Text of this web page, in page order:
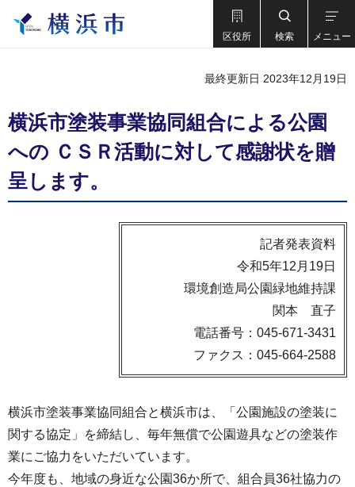
区役所 検索 メニュー
最終更新日 2023年12月19日
横浜市塗装事業協同組合による公園
への ＣＳＲ活動に対して感謝状を贈
呈します。
記者発表資料
令和5年12月19日
環境創造局公園緑地維持課
関本 直子
電話番号：045-671-3431
ファクス：045-664-2588
横浜市塗装事業協同組合と横浜市は、「公園施設の塗装に
関する協定」を締結し、毎年無償で公園遊具などの塗装作
業にご協力をいただいています。
今年度も、地域の身近な公園36か所で、組合員36社協力の